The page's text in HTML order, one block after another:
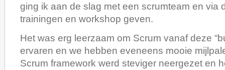
ging ik aan de slag met een scrumteam en via
trainingen en workshop geven.
Het was erg leerzaam om Scrum vanaf deze
ervaren en we hebben eveneens mooie
Scrum framework werd steviger neergezet en